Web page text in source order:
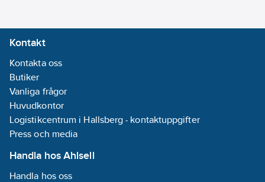
Kontakt
Kontakta oss
Butiker
Vanliga frågor
Huvudkontor
Logistikcentrum i Hallsberg - kontaktuppgifter
Press och media
Handla hos Ahlsell
Handla hos oss